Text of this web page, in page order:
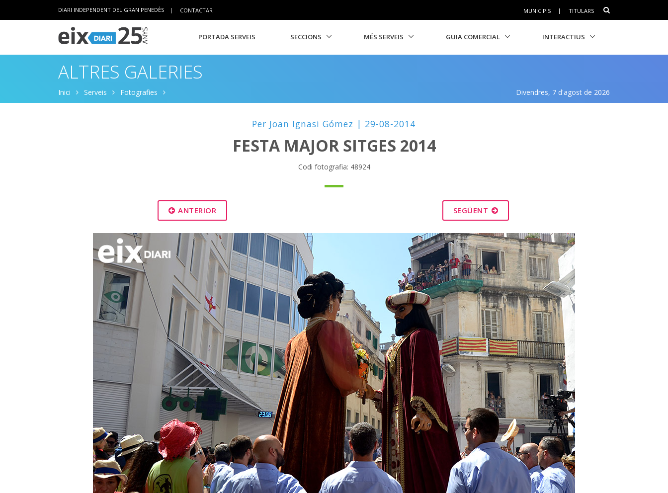
DIARI INDEPENDENT DEL GRAN PENEDÈS | CONTACTAR MUNICIPIS | TITULARS
PORTADA SERVEIS SECCIONS MÉS SERVEIS GUIA COMERCIAL INTERACTIUS
ALTRES GALERIES
Inici Serveis Fotografies Divendres, 7 d'agost de 2026
Per Joan Ignasi Gómez | 29-08-2014
FESTA MAJOR SITGES 2014
Codi fotografia: 48924
ANTERIOR SEGÜENT